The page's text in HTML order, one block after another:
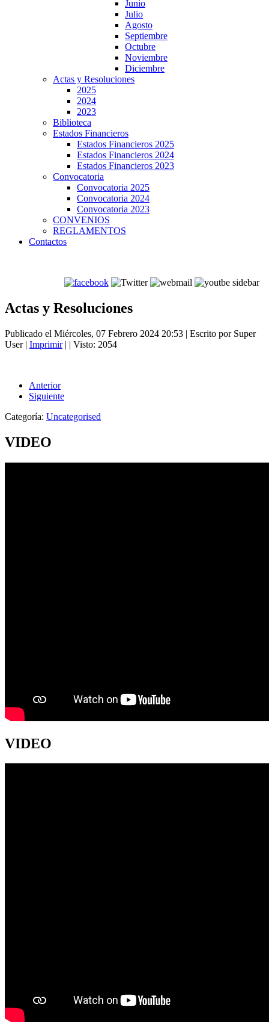
Junio
Julio
Agosto
Septiembre
Octubre
Noviembre
Diciembre
Actas y Resoluciones
2025
2024
2023
Biblioteca
Estados Financieros
Estados Financieros 2025
Estados Financieros 2024
Estados Financieros 2023
Convocatoria
Convocatoria 2025
Convocatoria 2024
Convocatoria 2023
CONVENIOS
REGLAMENTOS
Contactos
Actas y Resoluciones
Publicado el Miércoles, 07 Febrero 2024 20:53 | Escrito por Super
User| Imprimir| | Visto: 2054
Anterior
Siguiente
Categoría: Uncategorised
VIDEO
VIDEO